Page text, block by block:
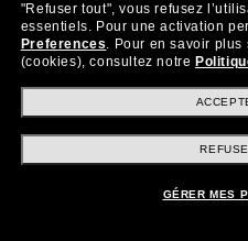
"Refuser tout", vous refusez
essentiels. Pour une activation
Preferences. Pour en savoir
(cookies), consultez notre
GÉRER MES